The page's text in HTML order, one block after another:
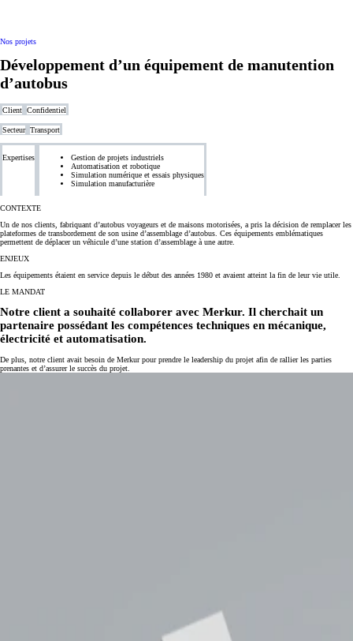
Nos projets
Développement d’un équipement de manutention
d’autobus
Client Confidentiel
Secteur Transport
Expertises
Gestion de projets industriels
Automatisation et robotique
Simulation numérique et essais physiques
Simulation manufacturière
CONTEXTE
Un de nos clients, fabriquant d’autobus voyageurs et de maisons motorisées, a pris la décision de remplacer les
plateformes de transbordement de son usine d’assemblage d’autobus. Ces équipements emblématiques
permettent de déplacer un véhicule d’une station d’assemblage à une autre.
ENJEUX
Les équipements étaient en service depuis le début des années 1980 et avaient atteint la fin de leur vie utile.
LE MANDAT
Notre client a souhaité collaborer avec Merkur. Il cherchait un
partenaire possédant les compétences techniques en mécanique,
électricité et automatisation.
De plus, notre client avait besoin de Merkur pour prendre le leadership du projet afin de rallier les parties
prenantes et d’assurer le succès du projet.